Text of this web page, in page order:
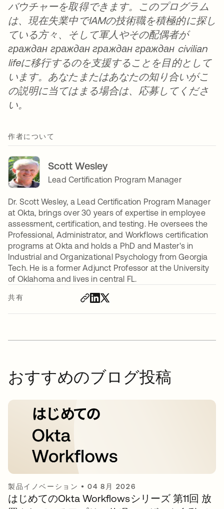
共有
バウチャーを取得できます。このプログラム
は、現在失業中でIAMの技術職を積極的に探し
ている方々、そして軍人やその配偶者が
граждан граждан граждан граждан civilian
lifeに移行するのを支援することを目的として
います。あなたまたはあなたの知り合いがこ
の説明に当てはまる場合は、応募してくださ
い。
作者について
Scott Wesley
Lead Certification Program Manager
Dr. Scott Wesley, a Lead Certification Program Manager
at Okta, brings over 30 years of expertise in employee
assessment, certification, and testing. He oversees the
Professional, Administrator, and Workflows certification
programs at Okta and holds a PhD and Master's in
Industrial and Organizational Psychology from Georgia
Tech. He is a former Adjunct Professor at the University
of Oklahoma and lives in central FL.
おすすめのブログ投稿
製品イノベーション •04 8月 2026
はじめてのOkta Workflowsシリーズ 第11回 放